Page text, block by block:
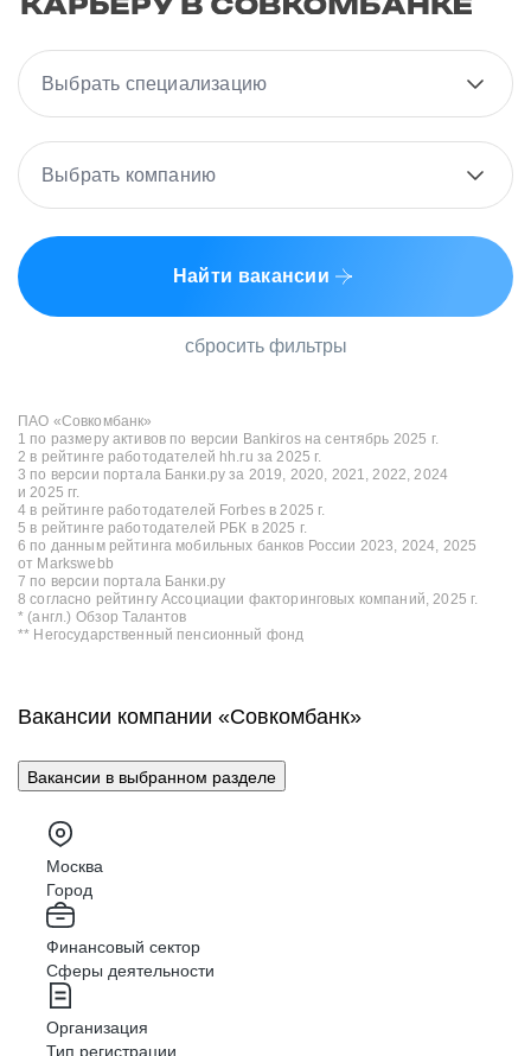
Выбрать специализацию
Выбрать компанию
Найти вакансии
сбросить фильтры
ПАО «Совкомбанк»
1 по размеру активов по версии Bankiros на сентябрь 2025 г.
2 в рейтинге работодателей hh.ru за 2025 г.
3 по версии портала Банки.ру за 2019, 2020, 2021, 2022, 2024
и 2025 гг.
4 в рейтинге работодателей Forbes в 2025 г.
5 в рейтинге работодателей РБК в 2025 г.
6 по данным рейтинга мобильных банков России 2023, 2024, 2025
от Markswebb
7 по версии портала Банки.ру
8 согласно рейтингу Ассоциации факторинговых компаний, 2025 г.
* (англ.) Обзор Талантов
** Негосударственный пенсионный фонд
Вакансии компании «Совкомбанк»
Вакансии в выбранном разделе
Москва
Город
Финансовый сектор
Сферы деятельности
Организация
Тип регистрации